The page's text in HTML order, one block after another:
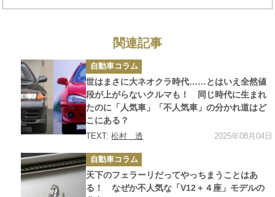
関連記事
カ
テ
ゴ
リ
ー
自動車コラム
世はまさに大ネオクラ時代……とはいえ全然値
段が上がらないクルマも！ 同じ時代に生まれ
たのに「人気車」「不人気車」の分かれ道はど
こにある？
TEXT:松村 透 2025年08月04日
カ
テ
ゴ
リ
ー
自動車コラム
天下のフェラーリだってやっちまうことはあ
る！ なぜか不人気な「V12＋４座」モデルの